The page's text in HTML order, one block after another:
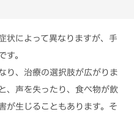
状によって異なりますが、手
す。
り、治療の選択肢が広がりま
、声を失ったり、食べ物が飲
が生じることもあります。そ